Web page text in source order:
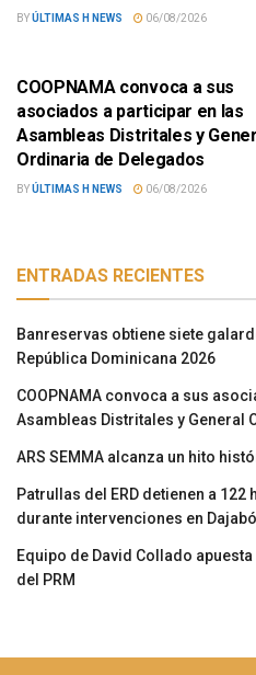
BYÚLTIMAS H NEWS 06/08/2026
COOPNAMA convoca a sus
asociados a participar en las
Asambleas Distritales y
Ordinaria de Delegados
BYÚLTIMAS H NEWS 06/08/2026
ENTRADAS RECIENTES
Banreservas obtiene siete
República Dominicana 2026
COOPNAMA convoca a sus
Asambleas Distritales y General
ARS SEMMA alcanza un hito
Patrullas del ERD detienen a
durante intervenciones en
Equipo de David Collado
del PRM